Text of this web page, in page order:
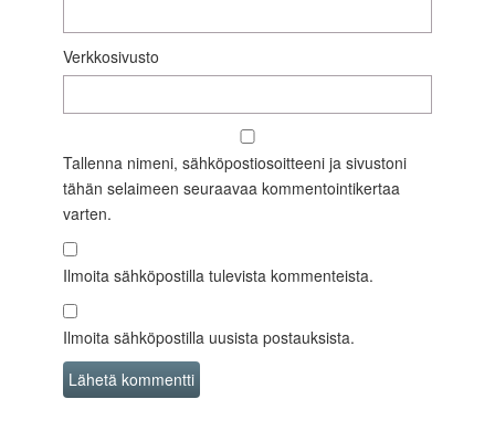
Verkkosivusto
Tallenna nimeni, sähköpostiosoitteeni ja sivustoni
tähän selaimeen seuraavaa kommentointikertaa
varten.
Ilmoita sähköpostilla tulevista kommenteista.
Ilmoita sähköpostilla uusista postauksista.